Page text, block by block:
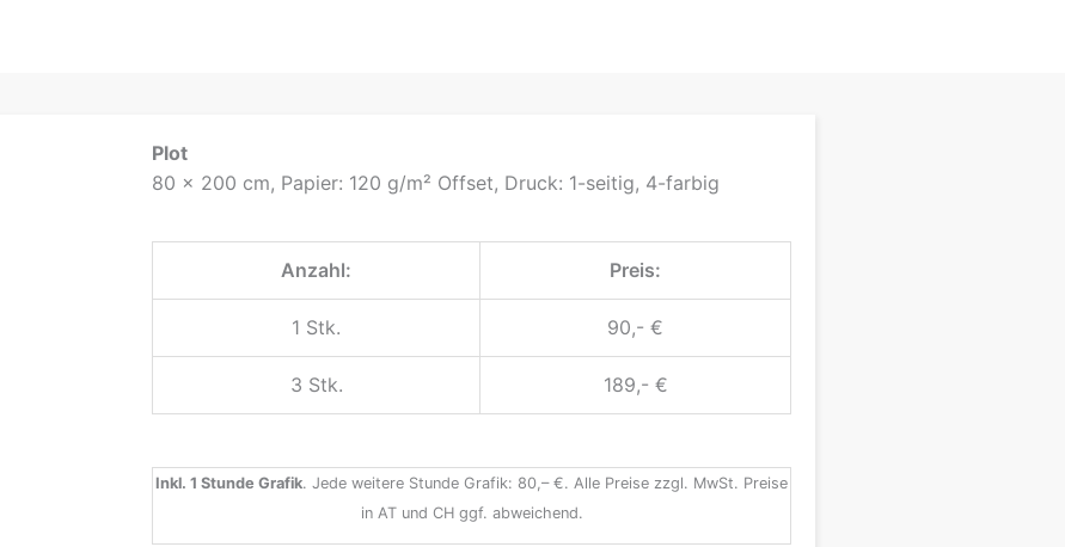
Plot
80 x 200 cm, Papier: 120 g/m² Offset, Druck: 1-seitig, 4-farbig
Anzahl: Preis:
1 Stk. 90,- €
3 Stk. 189,- €
Inkl. 1 Stunde Grafik. Jede weitere Stunde Grafik: 80,– €. Alle Preise zzgl. MwSt. Preise
in AT und CH ggf. abweichend.